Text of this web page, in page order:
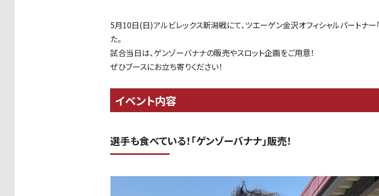
5月10日(日)アルビレックス新潟戦にて、ツエーゲン金沢オフィシャルパートナ
た。
試合当日は、ゲンゾーバナナの販売やスロット企画をご用意！
ぜひブースにお立ち寄りください！
イベント内容
選手も食べている！「ゲンゾーバナナ」販売！